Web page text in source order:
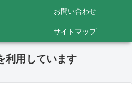
お問い合わせ
サイトマップ
利用しています